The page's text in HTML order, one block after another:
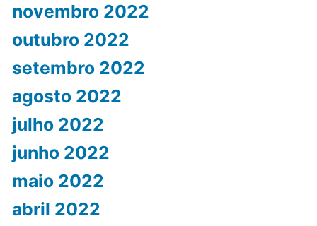
novembro 2022
outubro 2022
setembro 2022
agosto 2022
julho 2022
junho 2022
maio 2022
abril 2022